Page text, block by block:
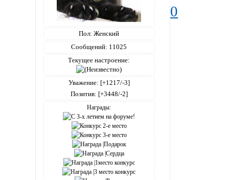
Пол: Женский
Сообщений: 11025
Текущее настроение:
Уважение: [+1217/-3]
Позитив: [+3448/-2]
Награды:
0